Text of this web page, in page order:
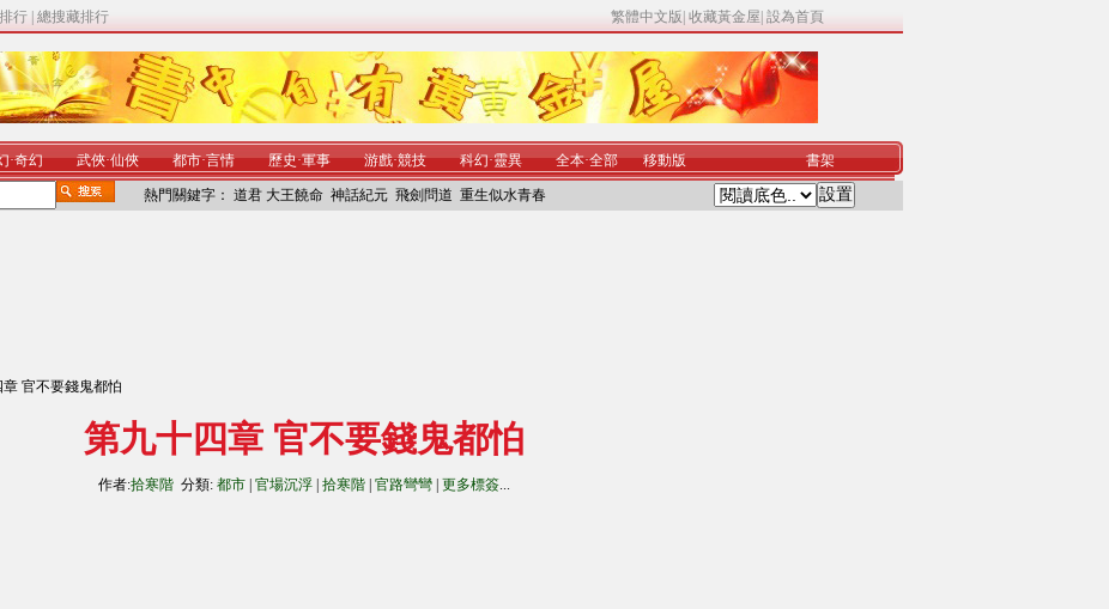
行 總搜藏排行 繁體中文版 收藏黃金屋 設為首頁
·奇幻 武俠·仙俠 都市·言情 歷史·軍事 游戲·競技 科幻·靈異 全本·全部 移動版 書架
熱門關鍵字： 道君 大王饒命 神話紀元 飛劍問道 重生似水青春
官不要錢鬼都怕
第九十四章 官不要錢鬼都怕
作者:拾寒階 分類: 都市 官場沉浮 拾寒階 官路彎彎 更多標簽...